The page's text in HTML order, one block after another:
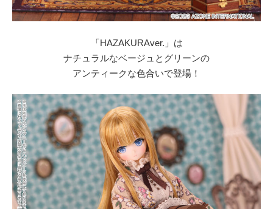
「HAZAKURAver.」は
ナチュラルなベージュとグリーンの
アンティークな色合いで登場！